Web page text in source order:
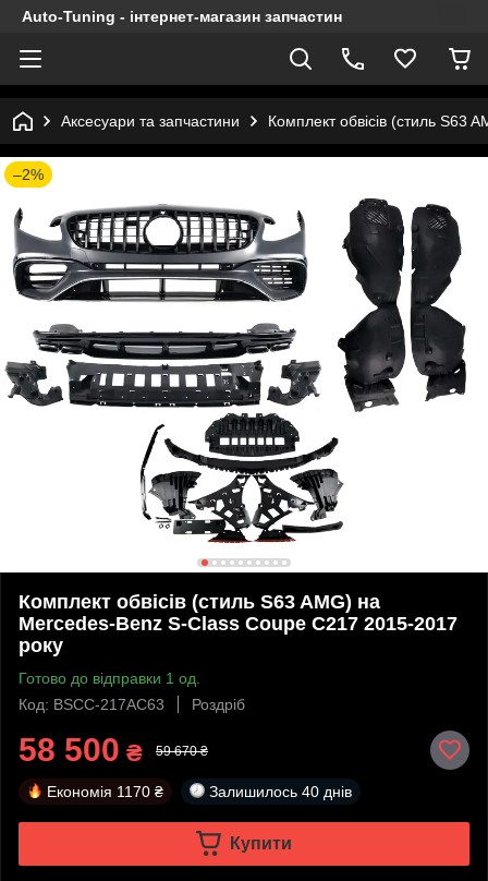
Auto-Tuning - інтернет-магазин запчастин
Аксесуари та запчастини Комплект обвісів (стиль S63
–2%
Комплект обвісів (стиль S63 AMG) на
Mercedes-Benz S-Class Coupe C217 2015-2017
року
Готово до відправки 1 од.
Код: BSCC-217AC63
Роздріб
58 500 ₴ 59 670 ₴
Економія 1170 ₴ Залишилось 40 днів
Купити